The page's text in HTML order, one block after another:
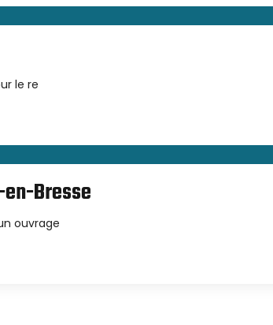
le re
en-Bresse
ouvrage